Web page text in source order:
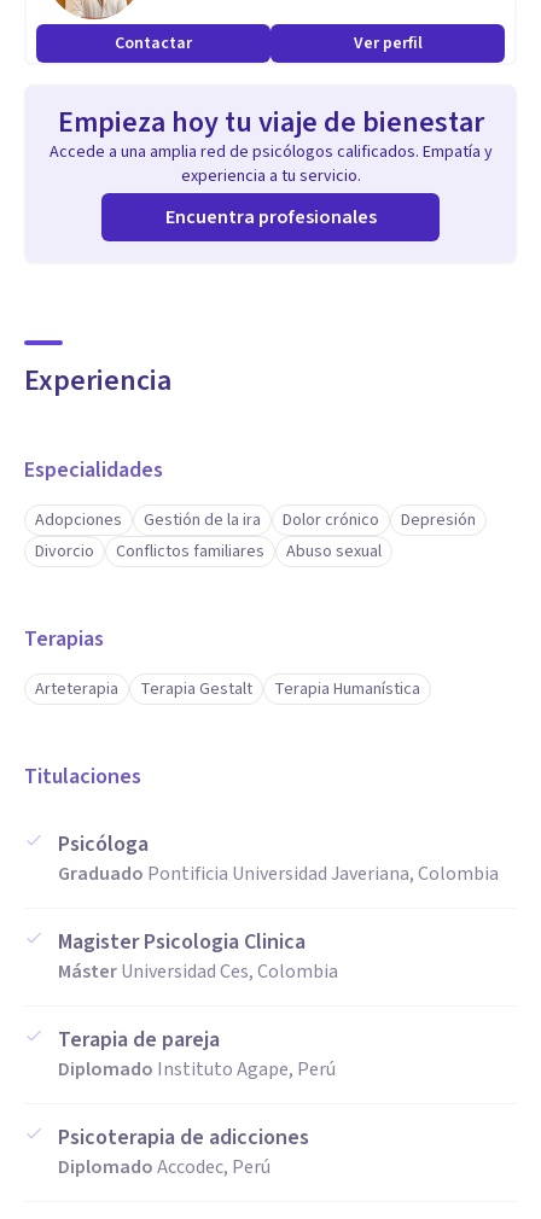
Contactar Ver perfil
Empieza hoy tu viaje de bienestar
Accede a una amplia red de psicólogos calificados. Empatía y
experiencia a tu servicio.
Encuentra profesionales
Experiencia
Especialidades
Adopciones Gestión de la ira Dolor crónico
Depresión
Divorcio
Conflictos familiares Abuso sexual
Terapias
Arteterapia Terapia Gestalt Terapia Humanística
Titulaciones
Psicóloga
Graduado Pontificia Universidad Javeriana, Colombia
Magister Psicologia Clinica
MásterUniversidad Ces, Colombia
Terapia de pareja
Diplomado Instituto Agape, Perú
Psicoterapia de adicciones
DiplomadoAccodec, Perú